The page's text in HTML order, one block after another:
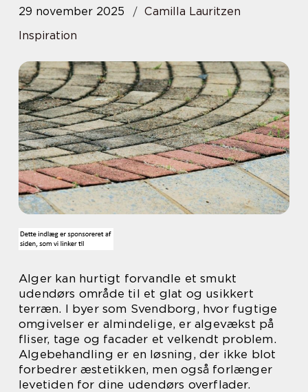
29 november 2025
Camilla Lauritzen
Inspiration
Alger kan hurtigt forvandle et smukt
udendørs område til et glat og usikkert
terræn. I byer som Svendborg, hvor fugtige
omgivelser er almindelige, er algevækst på
fliser, tage og facader et velkendt problem.
Algebehandling er en løsning, der ikke blot
forbedrer æstetikken, men også forlænger
levetiden for dine udendørs overflader.